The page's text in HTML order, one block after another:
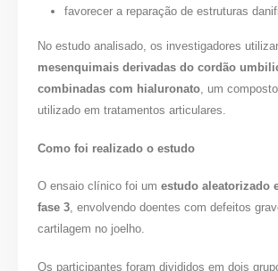
favorecer a reparação de estruturas
No estudo analisado, os investigadores
mesenquimais derivadas do cordão
combinadas com hialuronato, um
utilizado em tratamentos articulares.
Como foi realizado o estudo
O ensaio clínico foi umestudo aleatorizado
fase 3, envolvendo doentes com defeitos
cartilagem no joelho.
Os participantes foram divididos em dois